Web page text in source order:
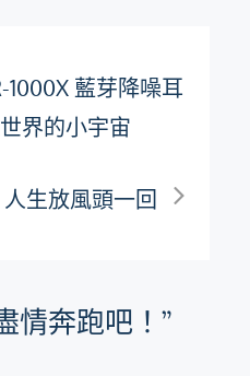
藍芽降噪耳
界的小宇宙
人生放風頭一回
情奔跑吧！”